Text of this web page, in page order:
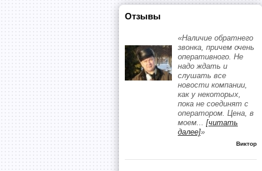
Отзывы
«Наличие обратнего
звонка, причем очень
оперативного. Не
надо ждать и
слушать все
новости компании,
как у некоторых,
пока не соединят с
оператором. Цена, в
моем... [читать
далее]»
Виктор